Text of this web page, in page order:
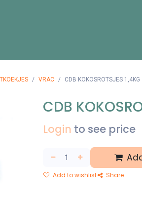
VRAC CDB KOKOSROTSJES
CDB
Login to see price
Add to wishlist Share